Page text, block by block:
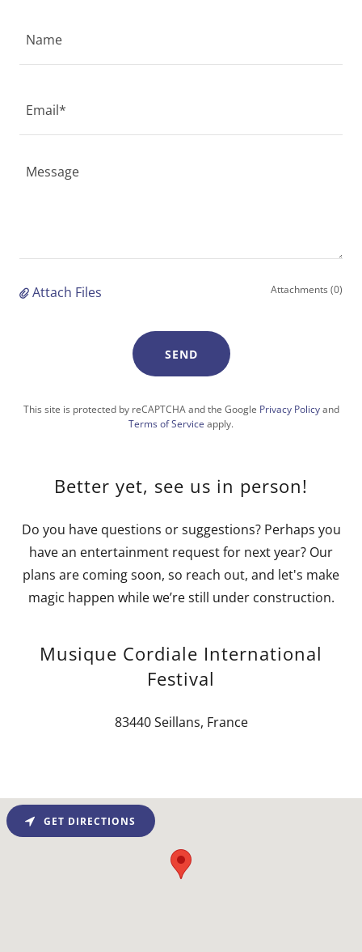
Name
Email*
Attach Files Attachments (0)
SEND
This site is protected by reCAPTCHA and the Google Privacy Policyand
Terms of Service apply.
Better yet, see us in person!
Do you have questions or suggestions? Perhaps you
have an entertainment request for next year? Our
plans are coming soon, so reach out, and let's make
magic happen while we’re still under construction.
Musique Cordiale International
Festival
83440 Seillans, France
GET DIRECTIONS